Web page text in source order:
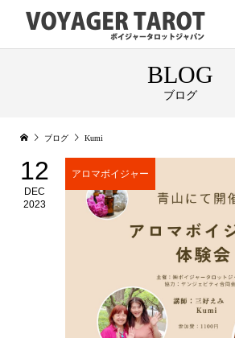
BLOG
ブログ
ブログ Kumi
12
DEC
2023
アロマボイジャー